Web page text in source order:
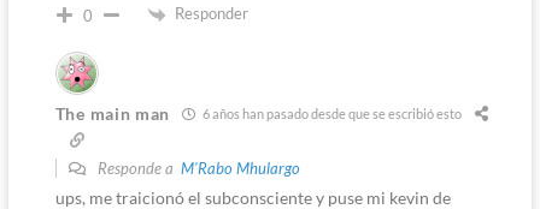
0 Responder
The main man 6 años han pasado desde que se escribió esto
Responde a M'Rabo Mhulargo
ups, me traicionó el subconsciente y puse mi kevin de